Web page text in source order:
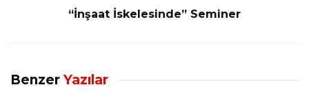
“İnşaat İskelesinde” Seminer
Benzer Yazılar